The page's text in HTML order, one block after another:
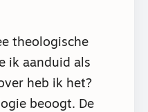
theologische
ik aanduid als
heb ik het?
beoogt. De